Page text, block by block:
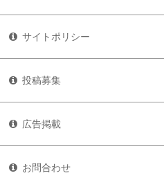
サイトポリシー
投稿募集
広告掲載
お問合わせ